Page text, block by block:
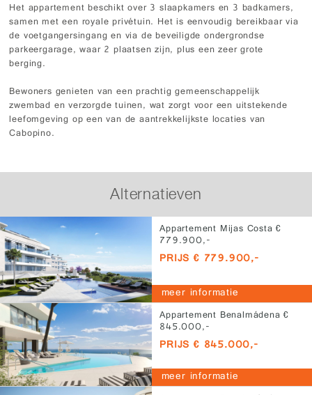
Het appartement beschikt over 3 slaapkamers en 3 badkamers,
samen met een royale privétuin. Het is eenvoudig bereikbaar via
de voetgangersingang en via de beveiligde ondergrondse
parkeergarage, waar 2 plaatsen zijn, plus een zeer grote
berging.
Bewoners genieten van een prachtig gemeenschappelijk
zwembad en verzorgde tuinen, wat zorgt voor een uitstekende
leefomgeving op een van de aantrekkelijkste locaties van
Cabopino.
Alternatieven
Appartement Mijas Costa €
779.900,-
PRIJS € 779.900,-
meer informatie
Appartement Benalmádena €
845.000,-
PRIJS € 845.000,-
meer informatie